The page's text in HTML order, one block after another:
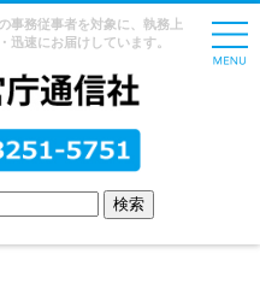
事務従事者を対象に、執務上
迅速にお届けしています。